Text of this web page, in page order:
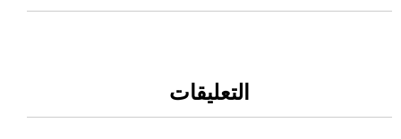
التعليقات